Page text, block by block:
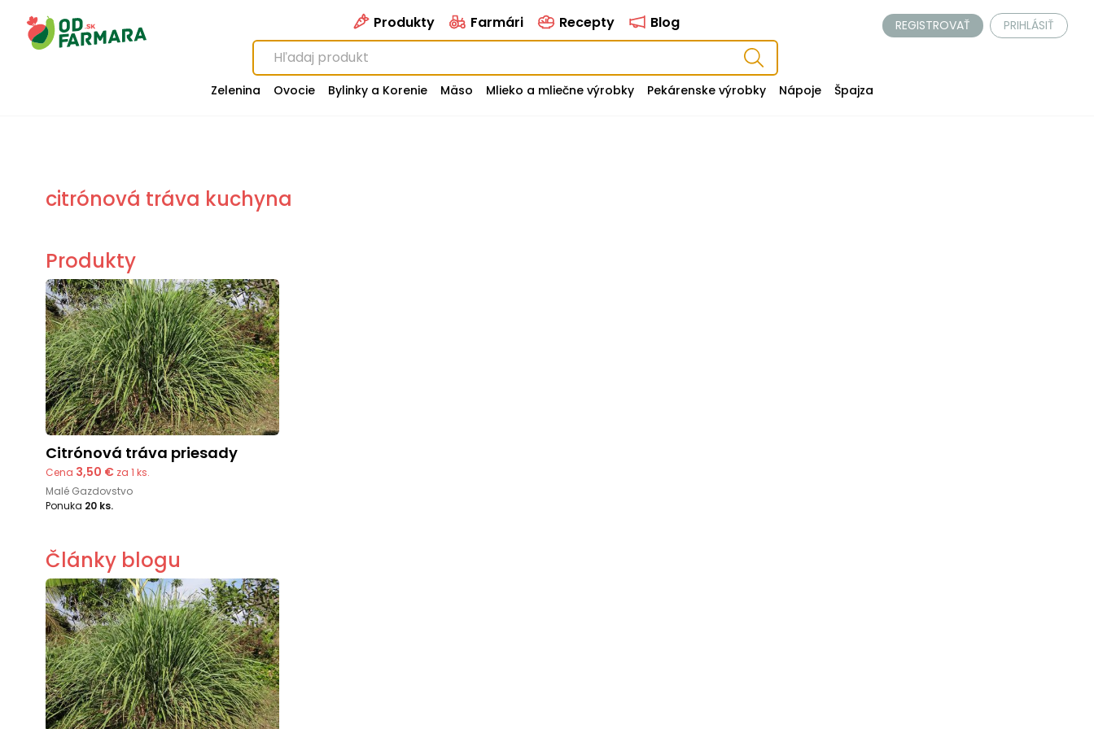
Produkty Farmári Recepty Blog REGISTROVAŤ PRIHLÁSIŤ
Zelenina Ovocie Bylinky a Korenie Mäso Mlieko a mliečne výrobky Pekárenske výrobky Nápoje Špajza
citrónová tráva kuchyna
Produkty
Citrónová tráva priesady
Cena 3,50 € za 1 ks.
Malé Gazdovstvo
Ponuka 20 ks.
Články blogu